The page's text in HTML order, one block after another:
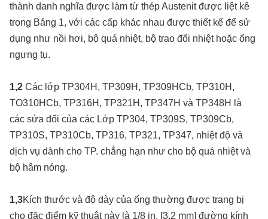
thành danh nghĩa được làm từ thép Austenit được liệt kê
trong Bảng 1, với các cấp khác nhau được thiết kế để sử
dụng như nồi hơi, bộ quá nhiệt, bộ trao đổi nhiệt hoặc ống
ngưng tụ.
1,2 Các lớp TP304H, TP309H, TP309HCb, TP310H,
TO310HCb, TP316H, TP321H, TP347H và TP348H là
các sửa đổi của các Lớp TP304, TP309S, TP309Cb,
TP310S, TP310Cb, TP316, TP321, TP347, nhiệt độ và
dịch vụ dành cho TP. chẳng hạn như cho bộ quá nhiệt và
bộ hâm nóng.
1,3Kích thước và độ dày của ống thường được trang bị
cho đặc điểm kỹ thuật này là 1/8 in. [3,2 mm] đường kính